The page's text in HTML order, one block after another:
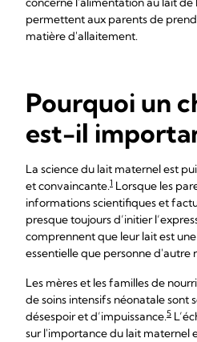
permettent aux parents de
matière d'allaitement.
Pourquoi un
est-il
La science du lait maternel est
et convaincante.1 Lorsque les
informations scientifiques et
presque toujours d’initier
comprennent que leur lait est
essentielle que personne d'autre
Les mères et les familles de
de soins intensifs néonatale sont
désespoir et d’impuissance.5
sur l'importance du lait maternel